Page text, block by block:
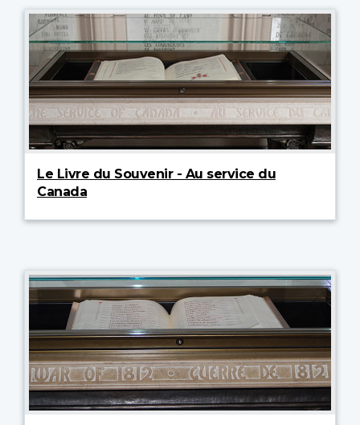
Le Livre du Souvenir - Au service du
Canada